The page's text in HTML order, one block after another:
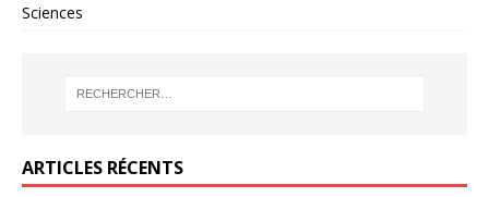
Sciences
ARTICLES RÉCENTS